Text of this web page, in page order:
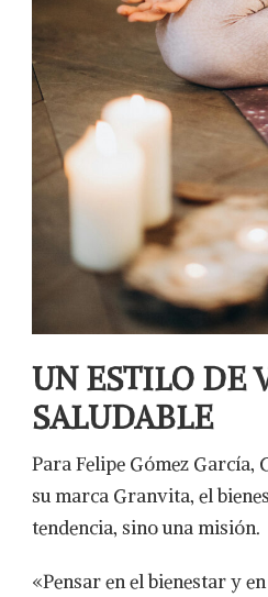
UN ESTILO DE
SALUDABLE
Para Felipe Gómez García,
su marca Granvita, el
tendencia, sino una misión.
«Pensar en el bienestar y